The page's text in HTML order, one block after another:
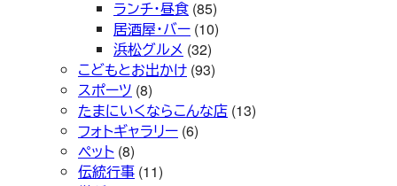
ランチ・昼食 (85)
居酒屋・バー (10)
浜松グルメ (32)
こどもとお出かけ (93)
スポーツ (8)
たまにいくならこんな店 (13)
フォトギャラリー (6)
ペット (8)
伝統行事 (11)